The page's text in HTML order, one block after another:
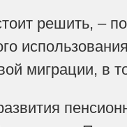
решить, –
миграции, в